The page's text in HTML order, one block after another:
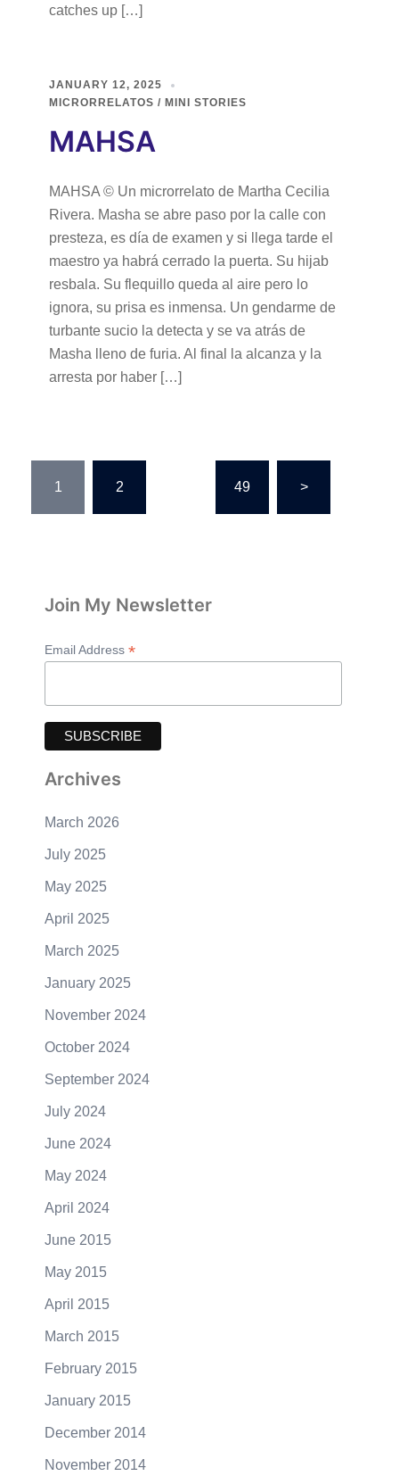
catches up […]
JANUARY 12, 2025
MICRORRELATOS / MINI STORIES
MAHSA
MAHSA © Un microrrelato de Martha Cecilia
Rivera. Masha se abre paso por la calle con
presteza, es día de examen y si llega tarde el
maestro ya habrá cerrado la puerta. Su hijab
resbala. Su flequillo queda al aire pero lo
ignora, su prisa es inmensa. Un gendarme de
turbante sucio la detecta y se va atrás de
Masha lleno de furia. Al final la alcanza y la
arresta por haber […]
pagination
1 2 49 >
Join My Newsletter
Email Address *
Archives
March 2026
July 2025
May 2025
April 2025
March 2025
January 2025
November 2024
October 2024
September 2024
July 2024
June 2024
May 2024
April 2024
June 2015
May 2015
April 2015
March 2015
February 2015
January 2015
December 2014
November 2014